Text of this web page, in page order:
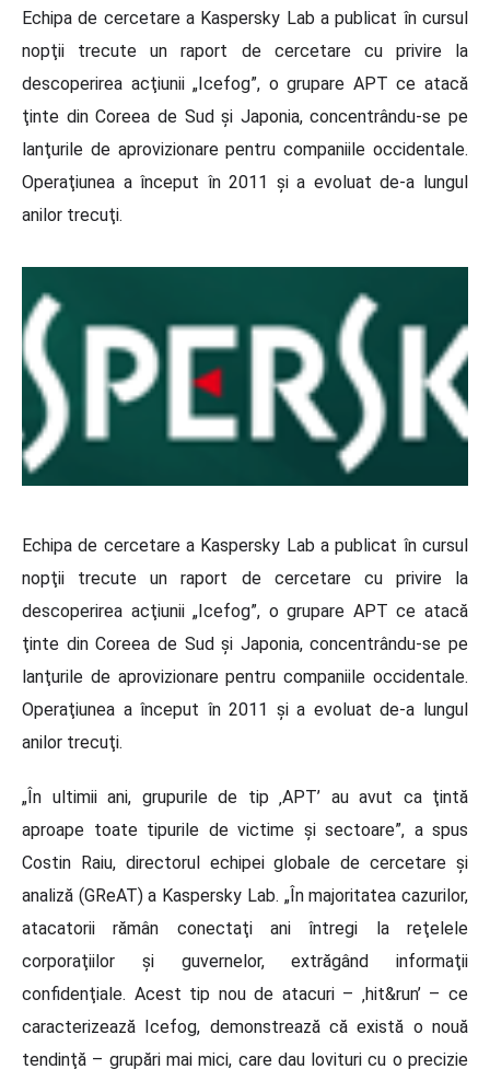
Echipa de cercetare a Kaspersky Lab a publicat în cursul
nopţii trecute un raport de cercetare cu privire la
descoperirea acţiunii „Icefog”, o grupare APT ce atacă
ţinte din Coreea de Sud şi Japonia, concentrându-se pe
lanţurile de aprovizionare pentru companiile occidentale.
Operaţiunea a început în 2011 şi a evoluat de-a lungul
anilor trecuţi.
Echipa de cercetare a Kaspersky Lab a publicat în cursul
nopţii trecute un raport de cercetare cu privire la
descoperirea acţiunii „Icefog”, o grupare APT ce atacă
ţinte din Coreea de Sud şi Japonia, concentrându-se pe
lanţurile de aprovizionare pentru companiile occidentale.
Operaţiunea a început în 2011 şi a evoluat de-a lungul
anilor trecuţi.
„În ultimii ani, grupurile de tip ‚APT’ au avut ca ţintă
aproape toate tipurile de victime şi sectoare”, a spus
Costin Raiu, directorul echipei globale de cercetare şi
analiză (GReAT) a Kaspersky Lab. „În majoritatea cazurilor,
atacatorii rămân conectaţi ani întregi la reţelele
corporaţiilor şi guvernelor, extrăgând informaţii
confidenţiale. Acest tip nou de atacuri – ‚hit&run’ – ce
caracterizează Icefog, demonstrează că există o nouă
tendinţă – grupări mai mici, care dau lovituri cu o precizie